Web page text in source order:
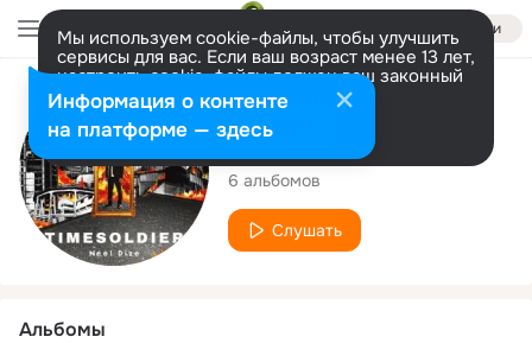
Войти
Мы используем cookie-файлы, чтобы улучшить
сервисы для вас. Если ваш возраст менее 13 лет,
настроить cookie-файлы должен ваш законный
представитель. Больше информации
Разрешить все Настроить
Исполнитель
Neel Dize
6 альбомов
Слушать
Альбомы
Информация о контенте
на платформе — здесь